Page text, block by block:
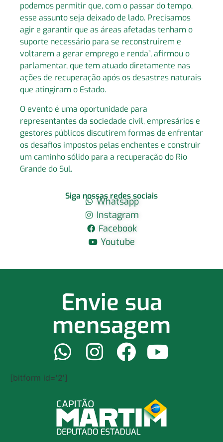
podemos permitir que, com o passar do tempo,
esse assunto seja deixado de lado. Precisamos
agir e garantir que as áreas afetadas tenham o
suporte necessário para se reconstruírem e
voltarem a gerar emprego e renda”, afirmou o
parlamentar, que tem atuado diretamente nas
ações de recuperação após os desastres naturais
que atingiram o Estado.
O evento é uma oportunidade para
representantes da sociedade civil, empresários e
gestores públicos discutirem formas de enfrentar
os desafios impostos pelas enchentes e construir
um caminho sólido para a recuperação do Rio
Grande do Sul.
Siga nossas redes sociais
Whatsapp
Instagram
Facebook
Youtube
Envie sua
mensagem
[bitform id='2']